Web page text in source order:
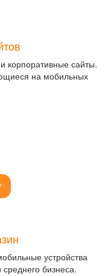
корпоративные сайты.
на мобильных
устройства
бизнеса.